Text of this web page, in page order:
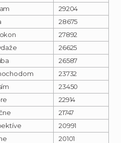
29204
28675
27892
26625
26587
23732
23450
22914
21747
20991
20101